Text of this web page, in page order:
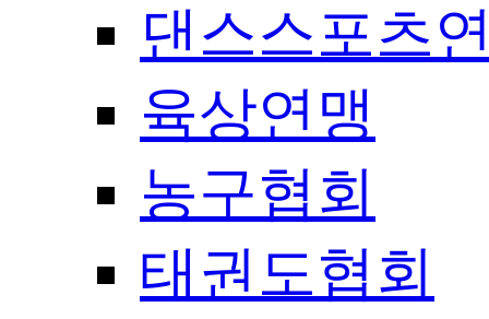
댄스스포츠
육상연맹
농구협회
태권도협회